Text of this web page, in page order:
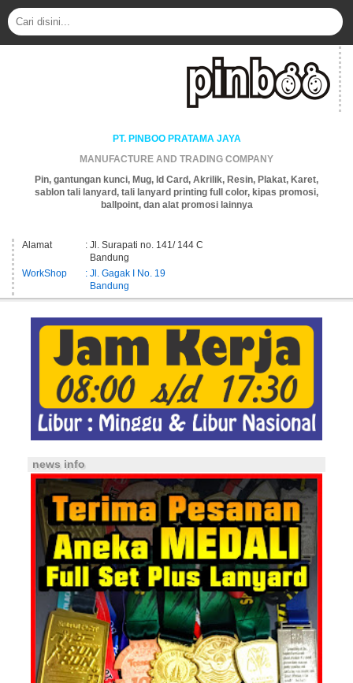
PT. PINBOO PRATAMA JAYA
MANUFACTURE AND TRADING COMPANY
Pin, gantungan kunci, Mug, Id Card, Akrilik, Resin, Plakat, Karet,
sablon tali lanyard, tali lanyard printing full color, kipas promosi,
ballpoint, dan alat promosi lainnya
Alamat
: Jl. Surapati no. 141/ 144 C
Bandung
WorkShop
: Jl. Gagak I No. 19
Bandung
news info